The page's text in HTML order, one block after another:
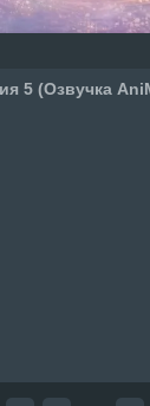
5 (Озвучка